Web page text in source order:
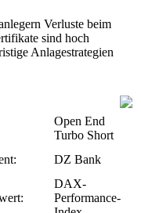
Verluste beim
sind hoch
Anlagestrategien
Open End
Turbo Short
DZ Bank
DAX-
Performance-